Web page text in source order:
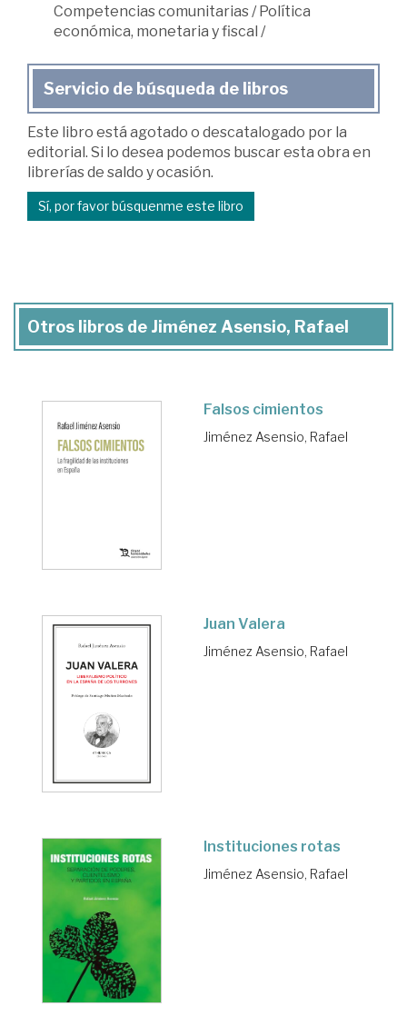
Competencias comunitarias /Política
económica, monetaria y fiscal /
Servicio de búsqueda de libros
Este libro está agotado o descatalogado por la
editorial. Si lo desea podemos buscar esta obra en
librerías de saldo y ocasión.
Sí, por favor búsquenme este libro
Otros libros de Jiménez Asensio, Rafael
Falsos cimientos
Jiménez Asensio, Rafael
Juan Valera
Jiménez Asensio, Rafael
Instituciones rotas
Jiménez Asensio, Rafael